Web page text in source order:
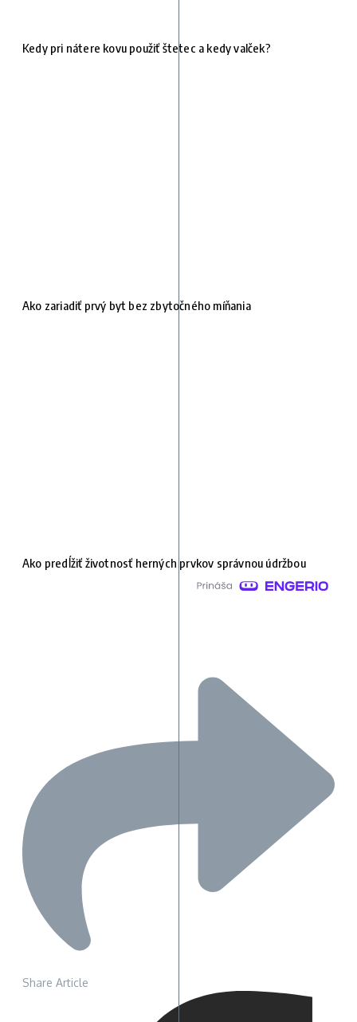
Kedy pri nátere kovu použiť štetec a kedy valček?
Ako zariadiť prvý byt bez zbytočného míňania
Ako predĺžiť životnosť herných prvkov správnou údržbou
Share Article